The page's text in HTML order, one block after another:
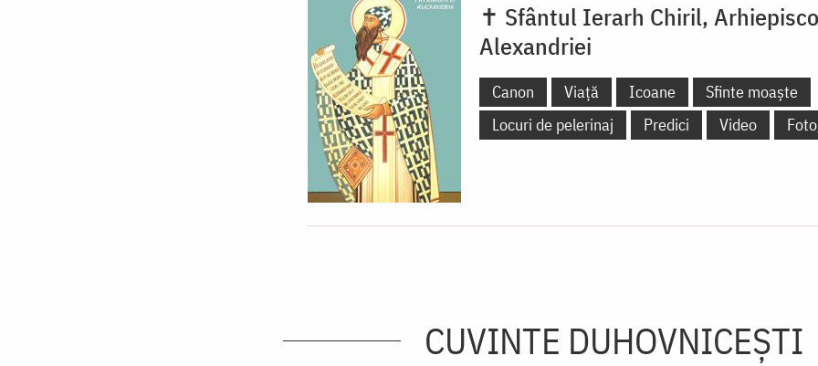
✝ Sfântul Ierarh Chiril,
Alexandriei
Canon Viață Icoane
Sfinte moaște
Locuri de pelerinaj
Predici Video
CUVINTE DUHOVNICEȘTI